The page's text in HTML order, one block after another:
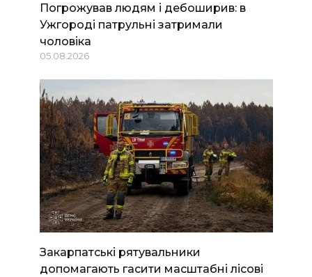
Погрожував людям і дебоширив: в
Ужгороді патрульні затримали
чоловіка
05.08.2026
Закарпатські рятувальники
допомагають гасити масштабні лісові